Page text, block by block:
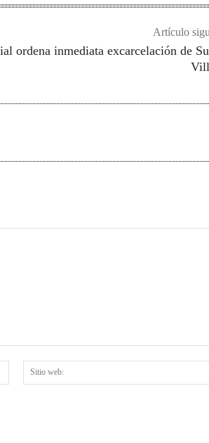
Artículo
ordena inmediata excarcelación de
Correo
electrónico:*